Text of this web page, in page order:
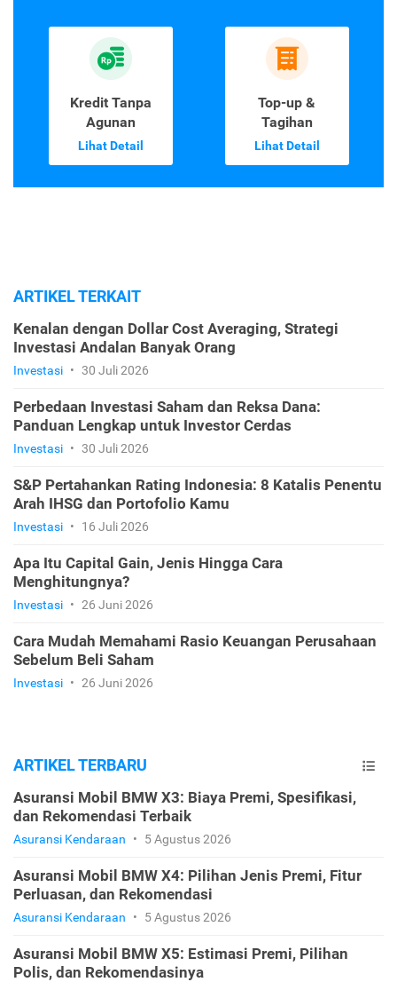
Kredit Tanpa
Agunan
Lihat Detail
Top-up &
Tagihan
Lihat Detail
ARTIKEL TERKAIT
Kenalan dengan Dollar Cost Averaging, Strategi
Investasi Andalan Banyak Orang
Investasi • 30 Juli 2026
Perbedaan Investasi Saham dan Reksa Dana:
Panduan Lengkap untuk Investor Cerdas
Investasi • 30 Juli 2026
S&P Pertahankan Rating Indonesia: 8 Katalis Penentu
Arah IHSG dan Portofolio Kamu
Investasi • 16 Juli 2026
Apa Itu Capital Gain, Jenis Hingga Cara
Menghitungnya?
Investasi • 26 Juni 2026
Cara Mudah Memahami Rasio Keuangan Perusahaan
Sebelum Beli Saham
Investasi • 26 Juni 2026
ARTIKEL TERBARU
Asuransi Mobil BMW X3: Biaya Premi, Spesifikasi,
dan Rekomendasi Terbaik
Asuransi Kendaraan • 5 Agustus 2026
Asuransi Mobil BMW X4: Pilihan Jenis Premi, Fitur
Perluasan, dan Rekomendasi
Asuransi Kendaraan • 5 Agustus 2026
Asuransi Mobil BMW X5: Estimasi Premi, Pilihan
Polis, dan Rekomendasinya